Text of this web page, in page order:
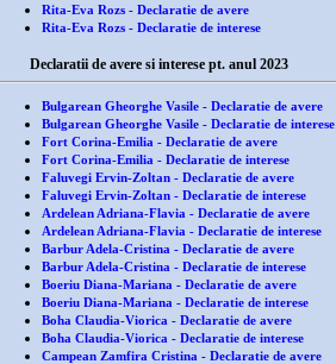
Rita-Eva Rozs - Declaratie de avere
Rita-Eva Rozs - Declaratie de interese
Declaratii de avere si interese pt. anul 2023
Bulgarean Gheorghe Vasile - Declaratie de avere
Bulgarean Gheorghe Vasile - Declaratie de interese
Fort Corina-Emilia - Declaratie de avere
Fort Corina-Emilia - Declaratie de interese
Faluvegi Ervin-Zoltan - Declaratie de avere
Faluvegi Ervin-Zoltan - Declaratie de interese
Ardelean Adriana-Flavia - Declaratie de avere
Ardelean Adriana-Flavia - Declaratie de interese
Barbur Adela-Cristina - Declaratie de avere
Barbur Adela-Cristina - Declaratie de interese
Boeriu Diana-Mariana - Declaratie de avere
Boeriu Diana-Mariana - Declaratie de interese
Boha Claudia-Viorica - Declaratie de avere
Boha Claudia-Viorica - Declaratie de interese
Campean Zamfira Cristina - Declaratie de avere